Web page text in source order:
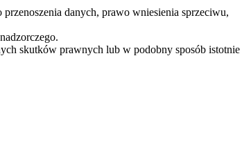
danych, prawo wniesienia sprzeciwu,
skutków prawnych lub w podobny sposób istotnie